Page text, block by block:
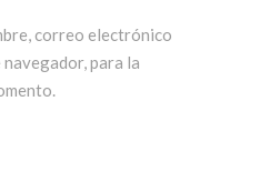
correo electrónico
para la